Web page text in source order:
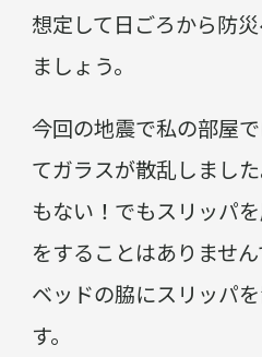
想定して日ごろから防
ましょう。
今回の地震で私の部屋
てガラスが散乱しまし
もない！でもスリッパ
をすることはありませ
ベッドの脇にスリッパ
す。